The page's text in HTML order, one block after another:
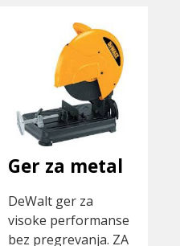
Ger za metal
DeWalt ger za
visoke performanse
bez pregrevanja. ZA